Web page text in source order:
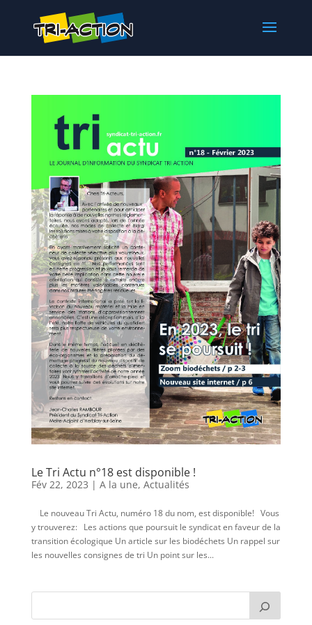
Le Tri Actu n°18 est disponible !
Fév 22, 2023 | A la une, Actualités
Le nouveau Tri Actu, numéro 18 du nom, est disponible! Vous
y trouverez: Les actions que poursuit le syndicat en faveur de la
transition écologique Un article sur les biodéchets Un rappel sur
les nouvelles consignes de tri Un point sur les...